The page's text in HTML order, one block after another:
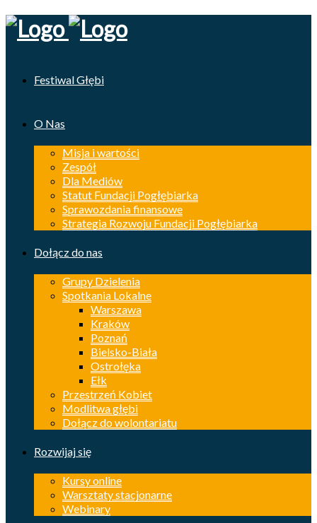
Festiwal Głębi
O Nas
Misja i wartości
Zespół
Dla Mediów
Statut Fundacji Pogłębiarka
Sprawozdania finansowe
Strategia Rozwoju Fundacji Pogłębiarka
Dołącz do nas
Grupy Dzielenia
Spotkania Lokalne
Warszawa
Kraków
Poznań
Bielsko-Biała
Ostrołęka
Ełk
Przestrzeń Kobiet
Modlitwa głębi
Dołącz do wolontariatu
Rozwijaj się
Kursy online
Warsztaty stacjonarne
Webinary